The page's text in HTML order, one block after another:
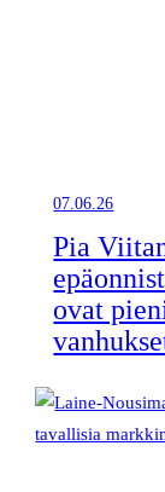
07.06.26
Pia
ovat